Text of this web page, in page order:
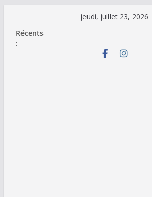
contenu
jeudi, juillet 23, 2026
Récents
: